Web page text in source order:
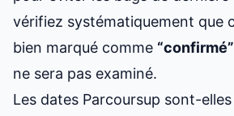
vérifiez systématiquement que
bien marqué comme “confirmé”
ne sera pas examiné.
Les dates Parcoursup sont-